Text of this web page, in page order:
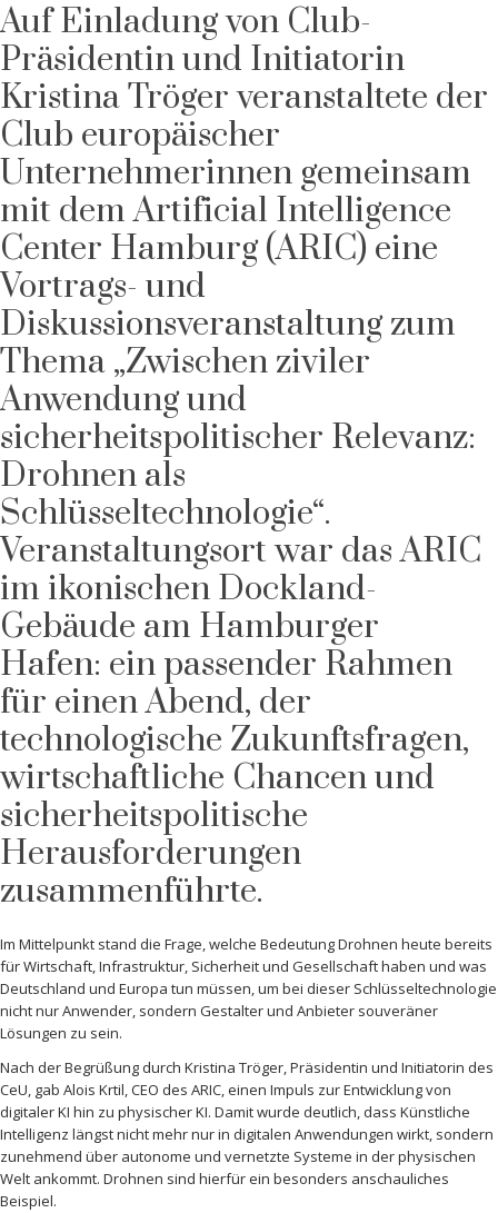
Auf Einladung von Club-
Präsidentin und Initiatorin
Kristina Tröger veranstaltete der
Club europäischer
Unternehmerinnen gemeinsam
mit dem Artificial Intelligence
Center Hamburg (ARIC) eine
Vortrags- und
Diskussionsveranstaltung zum
Thema „Zwischen ziviler
Anwendung und
sicherheitspolitischer Relevanz:
Drohnen als
Schlüsseltechnologie“.
Veranstaltungsort war das ARIC
im ikonischen Dockland-
Gebäude am Hamburger
Hafen: ein passender Rahmen
für einen Abend, der
technologische Zukunftsfragen,
wirtschaftliche Chancen und
sicherheitspolitische
Herausforderungen
zusammenführte.
Im Mittelpunkt stand die Frage, welche Bedeutung Drohnen heute bereits
für Wirtschaft, Infrastruktur, Sicherheit und Gesellschaft haben und was
Deutschland und Europa tun müssen, um bei dieser Schlüsseltechnologie
nicht nur Anwender, sondern Gestalter und Anbieter souveräner
Lösungen zu sein.
Nach der Begrüßung durch Kristina Tröger, Präsidentin und Initiatorin des
CeU, gab Alois Krtil, CEO des ARIC, einen Impuls zur Entwicklung von
digitaler KI hin zu physischer KI. Damit wurde deutlich, dass Künstliche
Intelligenz längst nicht mehr nur in digitalen Anwendungen wirkt, sondern
zunehmend über autonome und vernetzte Systeme in der physischen
Welt ankommt. Drohnen sind hierfür ein besonders anschauliches
Beispiel.